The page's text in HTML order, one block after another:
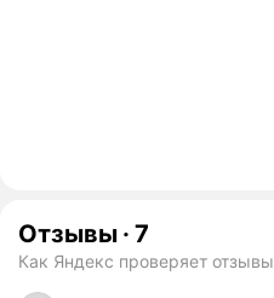
Отзывы · 7
Как Яндекс проверяет отзывы